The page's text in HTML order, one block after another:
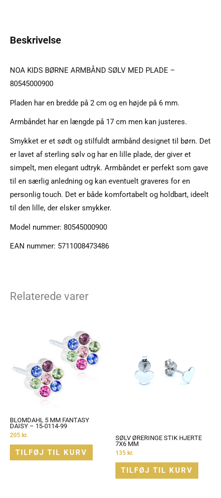
Beskrivelse
NOA KIDS BØRNE ARMBÅND SØLV MED PLADE –
80545000900
Pladen har en bredde på 2 cm og en højde på 6 mm.
Armbåndet har en længde på 17 cm men kan justeres.
Smykket er et sødt og stilfuldt armbånd designet til børn. Det
er lavet af sterling sølv og har en lille plade, der giver et
simpelt, men elegant udtryk. Armbåndet er perfekt som gave
til en særlig anledning og kan eventuelt graveres for en
personlig touch. Det er både komfortabelt og holdbart, ideelt
til den lille, der elsker smykker.
Model nummer: 80545000900
EAN nummer: 5711008473486
Relaterede varer
BLOMDAHL 5 MM FANTASY
DAISY – 15-0114-99
205 kr.
TILFØJ TIL KURV
SØLV ØRERINGE STIK HJERTE
7X6 MM
135 kr.
TILFØJ TIL KURV